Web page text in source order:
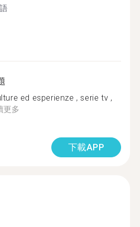
ed esperienze , serie tv ,
更多
下載APP